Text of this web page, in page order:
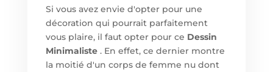
Si vous avez envie d'opter pour une
décoration qui pourrait parfaitement
vous plaire, il faut opter pour ce Dessin
Minimaliste. En effet, ce dernier montre
la moitié d'un corps de femme nu dont